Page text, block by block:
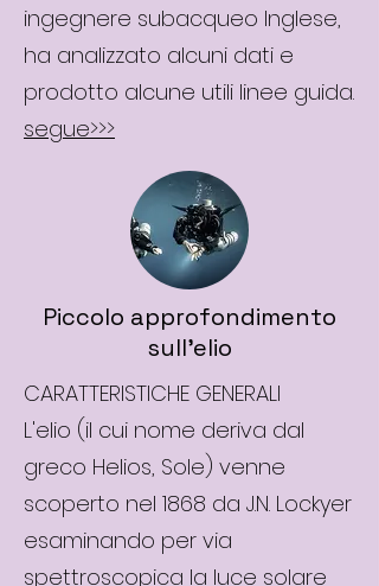
ingegnere subacqueo Inglese,
ha analizzato alcuni dati e
prodotto alcune utili linee guida.
segue>>>
Piccolo approfondimento
sull'elio
CARATTERISTICHE GENERALI
L'elio (il cui nome deriva dal
greco Helios, Sole) venne
scoperto nel 1868 da J.N. Lockyer
esaminando per via
spettroscopica la luce solare